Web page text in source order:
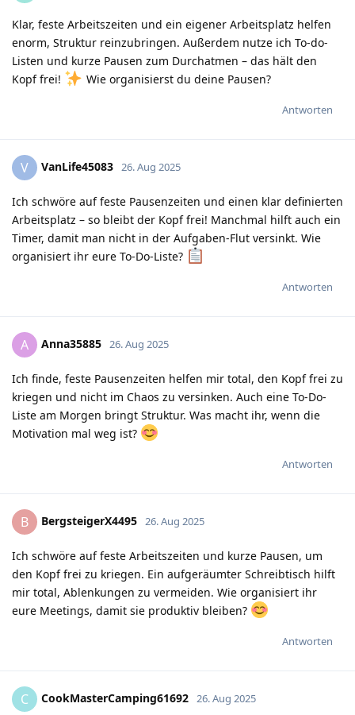
Klar, feste Arbeitszeiten und ein eigener Arbeitsplatz helfen
enorm, Struktur reinzubringen. Außerdem nutze ich To-do-
Listen und kurze Pausen zum Durchatmen – das hält den
Kopf frei!
Wie organisierst du deine Pausen?
Antworten
V VanLife45083 26. Aug 2025
Ich schwöre auf feste Pausenzeiten und einen klar definierten
Arbeitsplatz – so bleibt der Kopf frei! Manchmal hilft auch ein
Timer, damit man nicht in der Aufgaben-Flut versinkt. Wie
organisiert ihr eure To-Do-Liste?
Antworten
A Anna35885 26. Aug 2025
Ich finde, feste Pausenzeiten helfen mir total, den Kopf frei zu
kriegen und nicht im Chaos zu versinken. Auch eine To-Do-
Liste am Morgen bringt Struktur. Was macht ihr, wenn die
Motivation mal weg ist?
Antworten
B BergsteigerX4495 26. Aug 2025
Ich schwöre auf feste Arbeitszeiten und kurze Pausen, um
den Kopf frei zu kriegen. Ein aufgeräumter Schreibtisch hilft
mir total, Ablenkungen zu vermeiden. Wie organisiert ihr
eure Meetings, damit sie produktiv bleiben?
Antworten
C CookMasterCamping61692 26. Aug 2025